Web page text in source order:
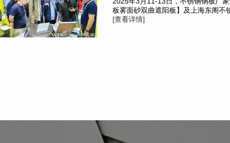
板雾面砂双曲遮阳板】及上海东阁不
[查看详情]